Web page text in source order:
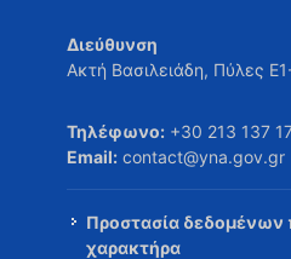
Διεύθυνση
Ακτή Βασιλειάδη, Πύλες
Τηλέφωνο: +30 213 137
Email: contact@yna.gov.gr
Προστασία δεδομένων
χαρακτήρα